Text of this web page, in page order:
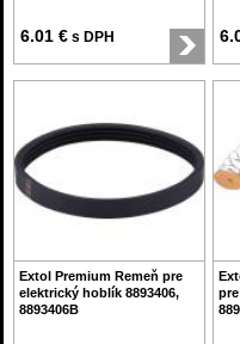
6.01 € s DPH
Extol Premium Remeň pre
elektrický hoblík 8893406,
8893406B